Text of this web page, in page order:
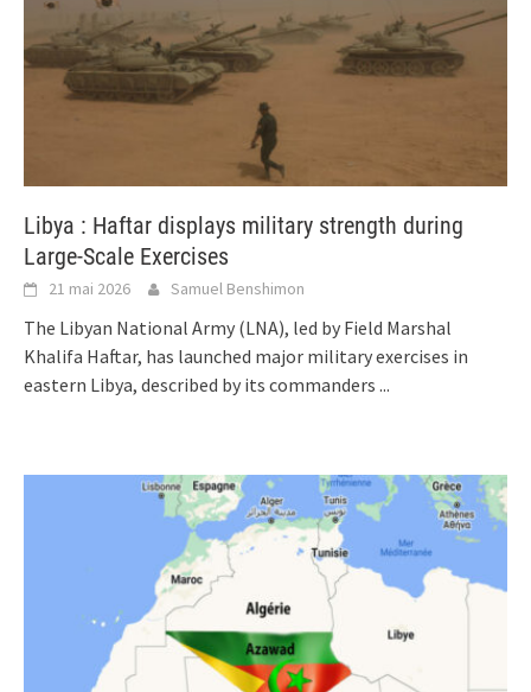
Libya : Haftar displays military strength during
Large-Scale Exercises
21 mai 2026 Samuel Benshimon
The Libyan National Army (LNA), led by Field Marshal
Khalifa Haftar, has launched major military exercises in
eastern Libya, described by its commanders ...